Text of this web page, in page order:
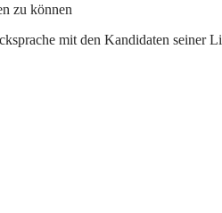
zu können
mit den Kandidaten seiner